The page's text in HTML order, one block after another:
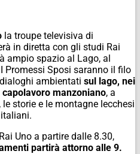
la troupe televisiva di
in diretta con gli studi Rai
ampio spazio al Lago, al
Promessi Sposi saranno il filo
ambientati sul lago, nei
manzoniano, a
storie e le montagne lecchesi
Uno a partire dalle 8.30,
partirà attorno alle 9.